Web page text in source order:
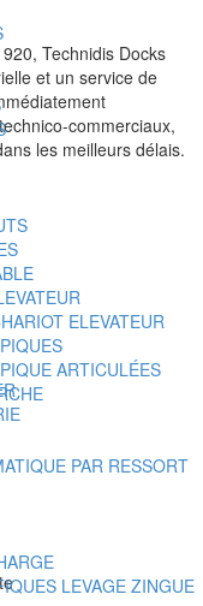
ELEVATEUR
ARTICULÉES
PAR RESSORT
LEVAGE ZINGUE
Technidis Docks
et un service de
commerciaux,
les meilleurs délais.